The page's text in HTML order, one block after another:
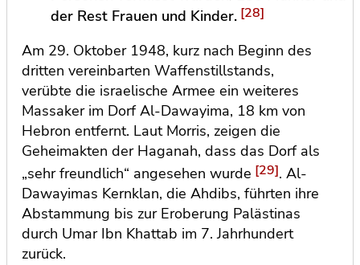
der Rest Frauen und Kinder. [28]
Am 29. Oktober 1948, kurz nach Beginn des
dritten vereinbarten Waffenstillstands,
verübte die israelische Armee ein weiteres
Massaker im Dorf Al-Dawayima, 18 km von
Hebron entfernt. Laut Morris, zeigen die
Geheimakten der Haganah, dass das Dorf als
„sehr freundlich“ angesehen wurde [29]. Al-
Dawayimas Kernklan, die Ahdibs, führten ihre
Abstammung bis zur Eroberung Palästinas
durch Umar Ibn Khattab im 7. Jahrhundert
zurück.